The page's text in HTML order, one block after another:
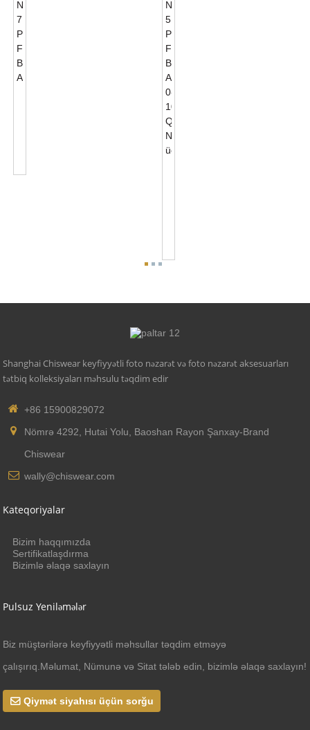
Shanghai Chiswear keyfiyyətli foto nəzarət və foto nəzarət aksesuarları
tətbiq kolleksiyaları məhsulu təqdim edir
+86 15900829072
Nömrə 4292, Hutai Yolu, Baoshan Rayon Şanxay-Brand
Chiswear
wally@chiswear.com
Kateqoriyalar
Bizim haqqımızda
Sertifikatlaşdırma
Bizimlə əlaqə saxlayın
Pulsuz Yeniləmələr
Biz müştərilərə keyfiyyətli məhsullar təqdim etməyə
çalışırıq.Məlumat, Nümunə və Sitat tələb edin, bizimlə əlaqə saxlayın!
Qiymət siyahısı üçün sorğu